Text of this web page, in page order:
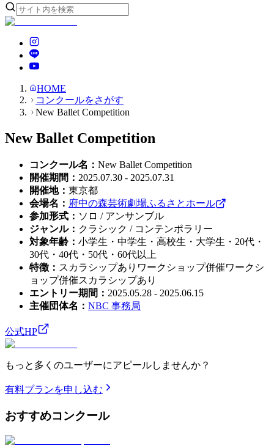
HOME
コンクールをさがす
New Ballet Competition
New Ballet Competition
コンクール名 ： New Ballet Competition
開催期間 ： 2025.07.30 - 2025.07.31
開催地： 東京都
会場名 ： 府中の森芸術劇場ふるさとホール
参加形式 ： ソロ / アンサンブル
ジャンル： クラシック / コンテンポラリー
対象年齢 ： 小学生・中学生・高校生・大学生・20代・
30代・40代・50代・60代以上
特徴 ： スカラシップあり ワークショップ併催ワークシ
ョップ併催スカラシップあり
エントリー期間 ： 2025.05.28 - 2025.06.15
主催団体名 ： NBC 事務局
公式HP
もっと多くのユーザーにアピールしませんか？
有料プランを申し込む
おすすめコンクール